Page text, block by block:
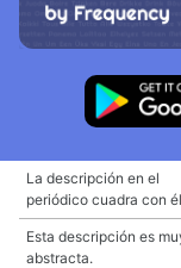
La descripción en el
periódico cuadra con
Esta descripción es
abstracta.